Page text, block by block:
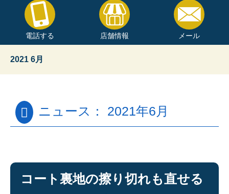
電話する 店舗情報 メール
2021 6月
ニュース： 2021年6月
コート裏地の擦り切れも直せる